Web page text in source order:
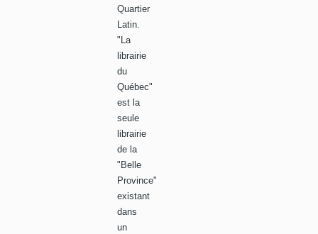
Quartier
Latin.
"La
librairie
du
Québec"
est la
seule
librairie
de la
"Belle
Province"
existant
dans
un